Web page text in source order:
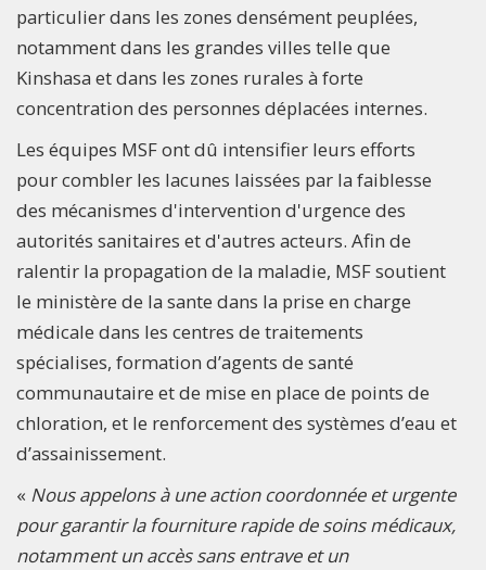
particulier dans les zones densément peuplées,
notamment dans les grandes villes telle que
Kinshasa et dans les zones rurales à forte
concentration des personnes déplacées internes.
Les équipes MSF ont dû intensifier leurs efforts
pour combler les lacunes laissées par la faiblesse
des mécanismes d'intervention d'urgence des
autorités sanitaires et d'autres acteurs. Afin de
ralentir la propagation de la maladie, MSF soutient
le ministère de la sante dans la prise en charge
médicale dans les centres de traitements
spécialises, formation d’agents de santé
communautaire et de mise en place de points de
chloration, et le renforcement des systèmes d’eau et
d’assainissement.
« Nous appelons à une action coordonnée et urgente
pour garantir la fourniture rapide de soins médicaux,
notamment un accès sans entrave et un